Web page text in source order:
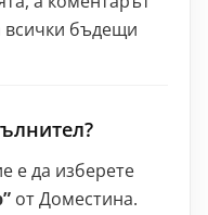
бъдещи
е да изберете
от Доместина.